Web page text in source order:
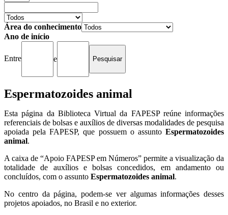
Área do conhecimento
Ano de início
Entre e
Espermatozoides animal
Esta página da Biblioteca Virtual da FAPESP reúne informações
referenciais de bolsas e auxílios de diversas modalidades de pesquisa
apoiada pela FAPESP, que possuem o assunto Espermatozoides
animal.
A caixa de “Apoio FAPESP em Números” permite a visualização da
totalidade de auxílios e bolsas concedidos, em andamento ou
concluídos, com o assunto Espermatozoides animal.
No centro da página, podem-se ver algumas informações desses
projetos apoiados, no Brasil e no exterior.